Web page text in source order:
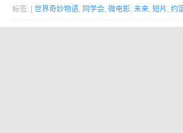
标签: [ 世界奇妙物语, 同学会, 微电影, 未来, 短片, 约